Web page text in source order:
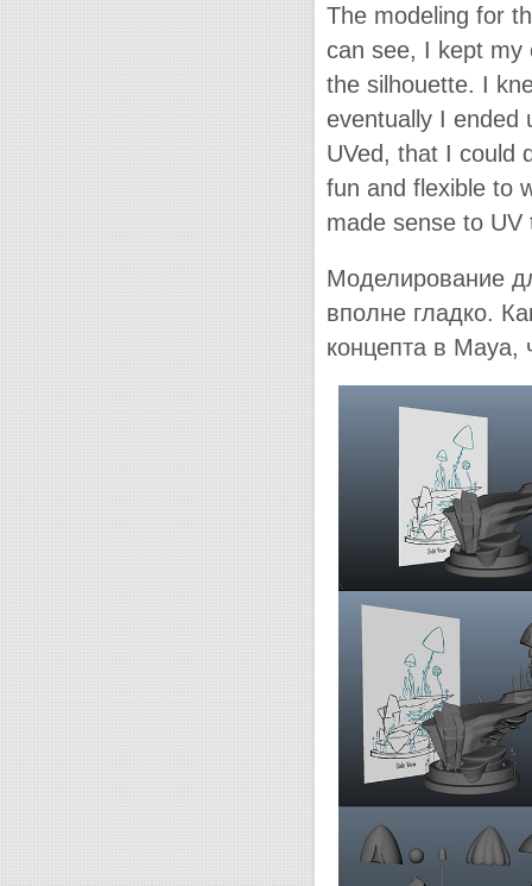
The modeling for
can see, I kept my
the silhouette. I
eventually I ended
UVed, that I could
fun and flexible to
made sense to
Моделирование
вполне гладко.
концепта в